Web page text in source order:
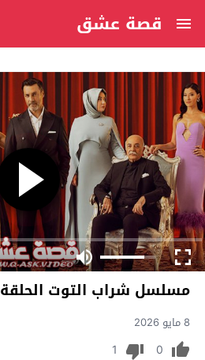
قصة عشق
مسلسل شراب التوت الحلقة 79 مترجم
8 مايو 2026
0
1